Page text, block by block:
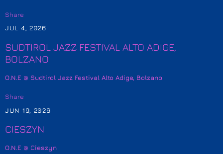
Share
JUL 4, 2026
SUDTIROL JAZZ FESTIVAL ALTO ADIGE,
BOLZANO
O.N.E @ Sudtirol Jazz Festival Alto Adige, Bolzano
Share
JUN 19, 2026
CIESZYN
O.N.E @ Cieszyn